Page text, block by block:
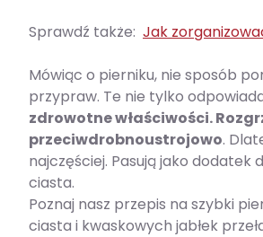
Sprawdź także: Jak
Mówiąc o pierniku, nie sposób
przypraw. Te nie tylko
zdrowotne właściwości.
przeciwdrobnoustrojowo.
najczęściej. Pasują jako
ciasta.
Poznaj nasz przepis na szybki
ciasta i kwaskowych jabłek